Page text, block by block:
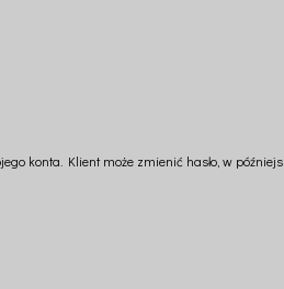
konta. Klient może zmienić hasło, w